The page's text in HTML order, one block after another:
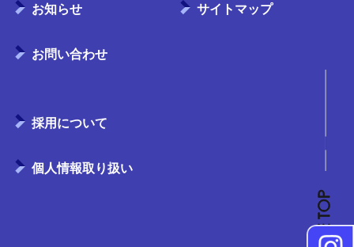
お知らせ
お問い合わせ
サイトマップ
採用について
個人情報取り扱い